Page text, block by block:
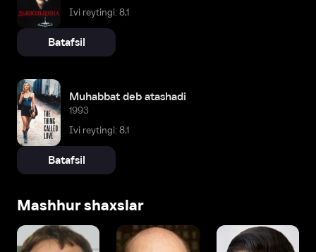
Ivi reytingi: 8,1
Batafsil
Muhabbat deb atashadi
1993
Ivi reytingi: 8,1
Batafsil
Mashhur shaxslar